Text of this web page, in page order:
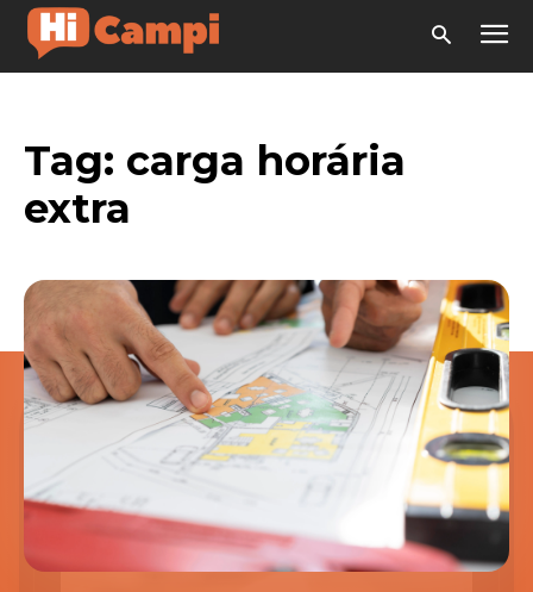
Tag: carga horária
extra